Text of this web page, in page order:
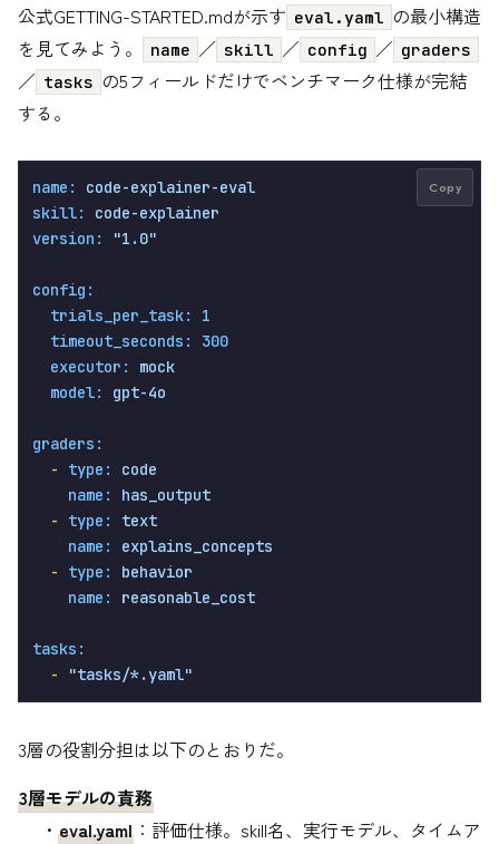
公式GETTING-STARTED.mdが示す eval.yaml の最小構造
を見てみよう。
name ／ skill ／ config ／ graders
／ tasks の5フィールドだけでベンチマーク仕様が完結
する。
name:
code-explainer-eval
skill:
code-explainer
version:
"1.0"
config:
trials_per_task:
1
timeout_seconds:
300
executor:
mock
model:
gpt-4o
graders:
-
type:
code
name:
has_output
-
type:
text
name:
explains_concepts
-
type:
behavior
name:
reasonable_cost
tasks:
-
"tasks/*.yaml"
Copy
3層の役割分担は以下のとおりだ。
3層モデルの責務
・ eval.yaml ：評価仕様。skill名、実行モデル、タイムア